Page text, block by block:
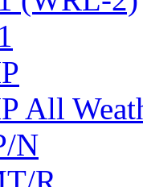
All
N